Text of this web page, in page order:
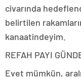
civarında
belirtilen
kanaatindeyim.
REFAH PAYI
Evet mümkün,